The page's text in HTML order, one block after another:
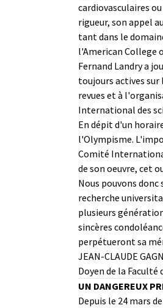
cardiovasculaires
rigueur, son appel
tant dans le
l'American College
Fernand Landry a
toujours actives
revues et à
International des
En dépit d'un
l'Olympisme.
Comité
de son oeuvre, cet
Nous pouvons
recherche
plusieurs
sincères
perpétueront sa
JEAN-CLAUDE
Doyen de la Faculté
UN DANGEREUX
Depuis le 24 mars